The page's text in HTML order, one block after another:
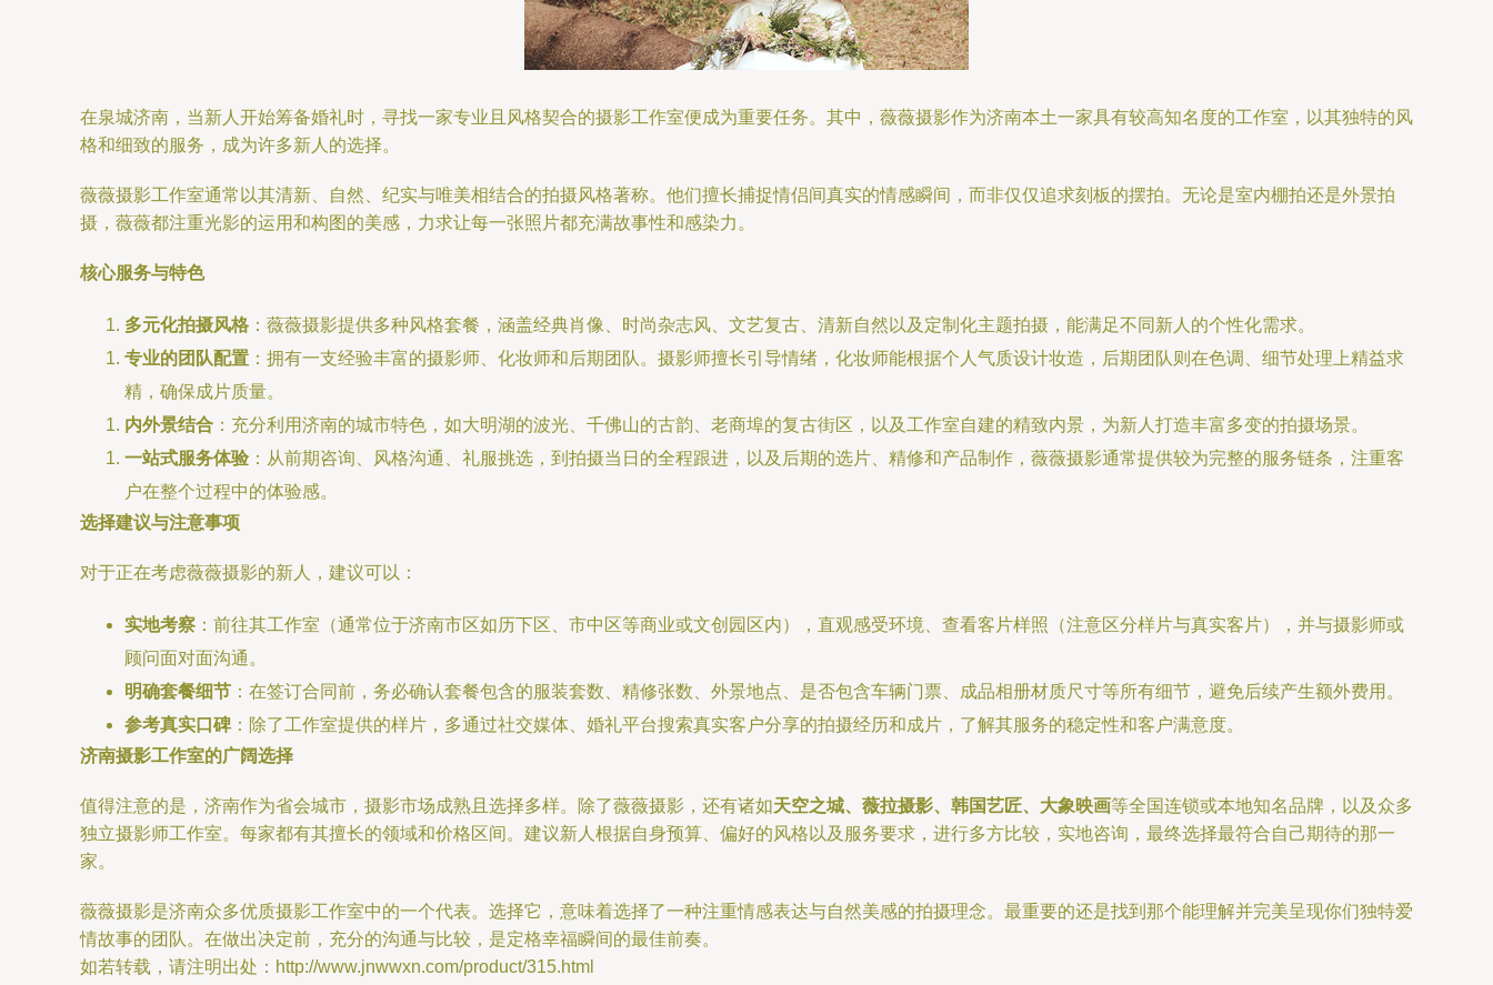
在泉城济南，当新人开始筹备婚礼时，寻找一家专业且风格契合的摄影工作室便成为重要任务。其中，薇薇摄影作为济南本土一家具有较高知名度的工作室，以其独特的风
格和细致的服务，成为许多新人的选择。
薇薇摄影工作室通常以其清新、自然、纪实与唯美相结合的拍摄风格著称。他们擅长捕捉情侣间真实的情感瞬间，而非仅仅追求刻板的摆拍。无论是室内棚拍还是外景拍
摄，薇薇都注重光影的运用和构图的美感，力求让每一张照片都充满故事性和感染力。
核心服务与特色
多元化拍摄风格 ：薇薇摄影提供多种风格套餐，涵盖经典肖像、时尚杂志风、文艺复古、清新自然以及定制化主题拍摄，能满足不同新人的个性化需求。
专业的团队配置 ：拥有一支经验丰富的摄影师、化妆师和后期团队。摄影师擅长引导情绪，化妆师能根据个人气质设计妆造，后期团队则在色调、细节处理上精益求
精，确保成片质量。
内外景结合 ：充分利用济南的城市特色，如大明湖的波光、千佛山的古韵、老商埠的复古街区，以及工作室自建的精致内景，为新人打造丰富多变的拍摄场景。
一站式服务体验 ：从前期咨询、风格沟通、礼服挑选，到拍摄当日的全程跟进，以及后期的选片、精修和产品制作，薇薇摄影通常提供较为完整的服务链条，注重客
户在整个过程中的体验感。
选择建议与注意事项
对于正在考虑薇薇摄影的新人，建议可以：
实地考察 ：前往其工作室（通常位于济南市区如历下区、市中区等商业或文创园区内），直观感受环境、查看客片样照（注意区分样片与真实客片），并与摄影师或
顾问面对面沟通。
明确套餐细节 ：在签订合同前，务必确认套餐包含的服装套数、精修张数、外景地点、是否包含车辆门票、成品相册材质尺寸等所有细节，避免后续产生额外费用。
参考真实口碑：除了工作室提供的样片，多通过社交媒体、婚礼平台搜索真实客户分享的拍摄经历和成片，了解其服务的稳定性和客户满意度。
济南摄影工作室的广阔选择
值得注意的是，济南作为省会城市，摄影市场成熟且选择多样。除了薇薇摄影，还有诸如天空之城、薇拉摄影、韩国艺匠、大象映画等全国连锁或本地知名品牌，以及众多
独立摄影师工作室。每家都有其擅长的领域和价格区间。建议新人根据自身预算、偏好的风格以及服务要求，进行多方比较，实地咨询，最终选择最符合自己期待的那一
家。
薇薇摄影是济南众多优质摄影工作室中的一个代表。选择它，意味着选择了一种注重情感表达与自然美感的拍摄理念。最重要的还是找到那个能理解并完美呈现你们独特爱
情故事的团队。在做出决定前，充分的沟通与比较，是定格幸福瞬间的最佳前奏。
如若转载，请注明出处：http://www.jnwwxn.com/product/315.html